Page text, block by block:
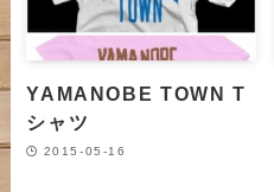
YAMANOBE TOWN T
シャツ
2015-05-16